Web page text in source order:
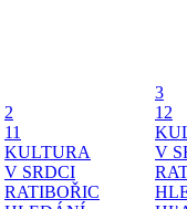
2
11
KULTURA
V SRDCI
RATIBOŘIC
3
12
V